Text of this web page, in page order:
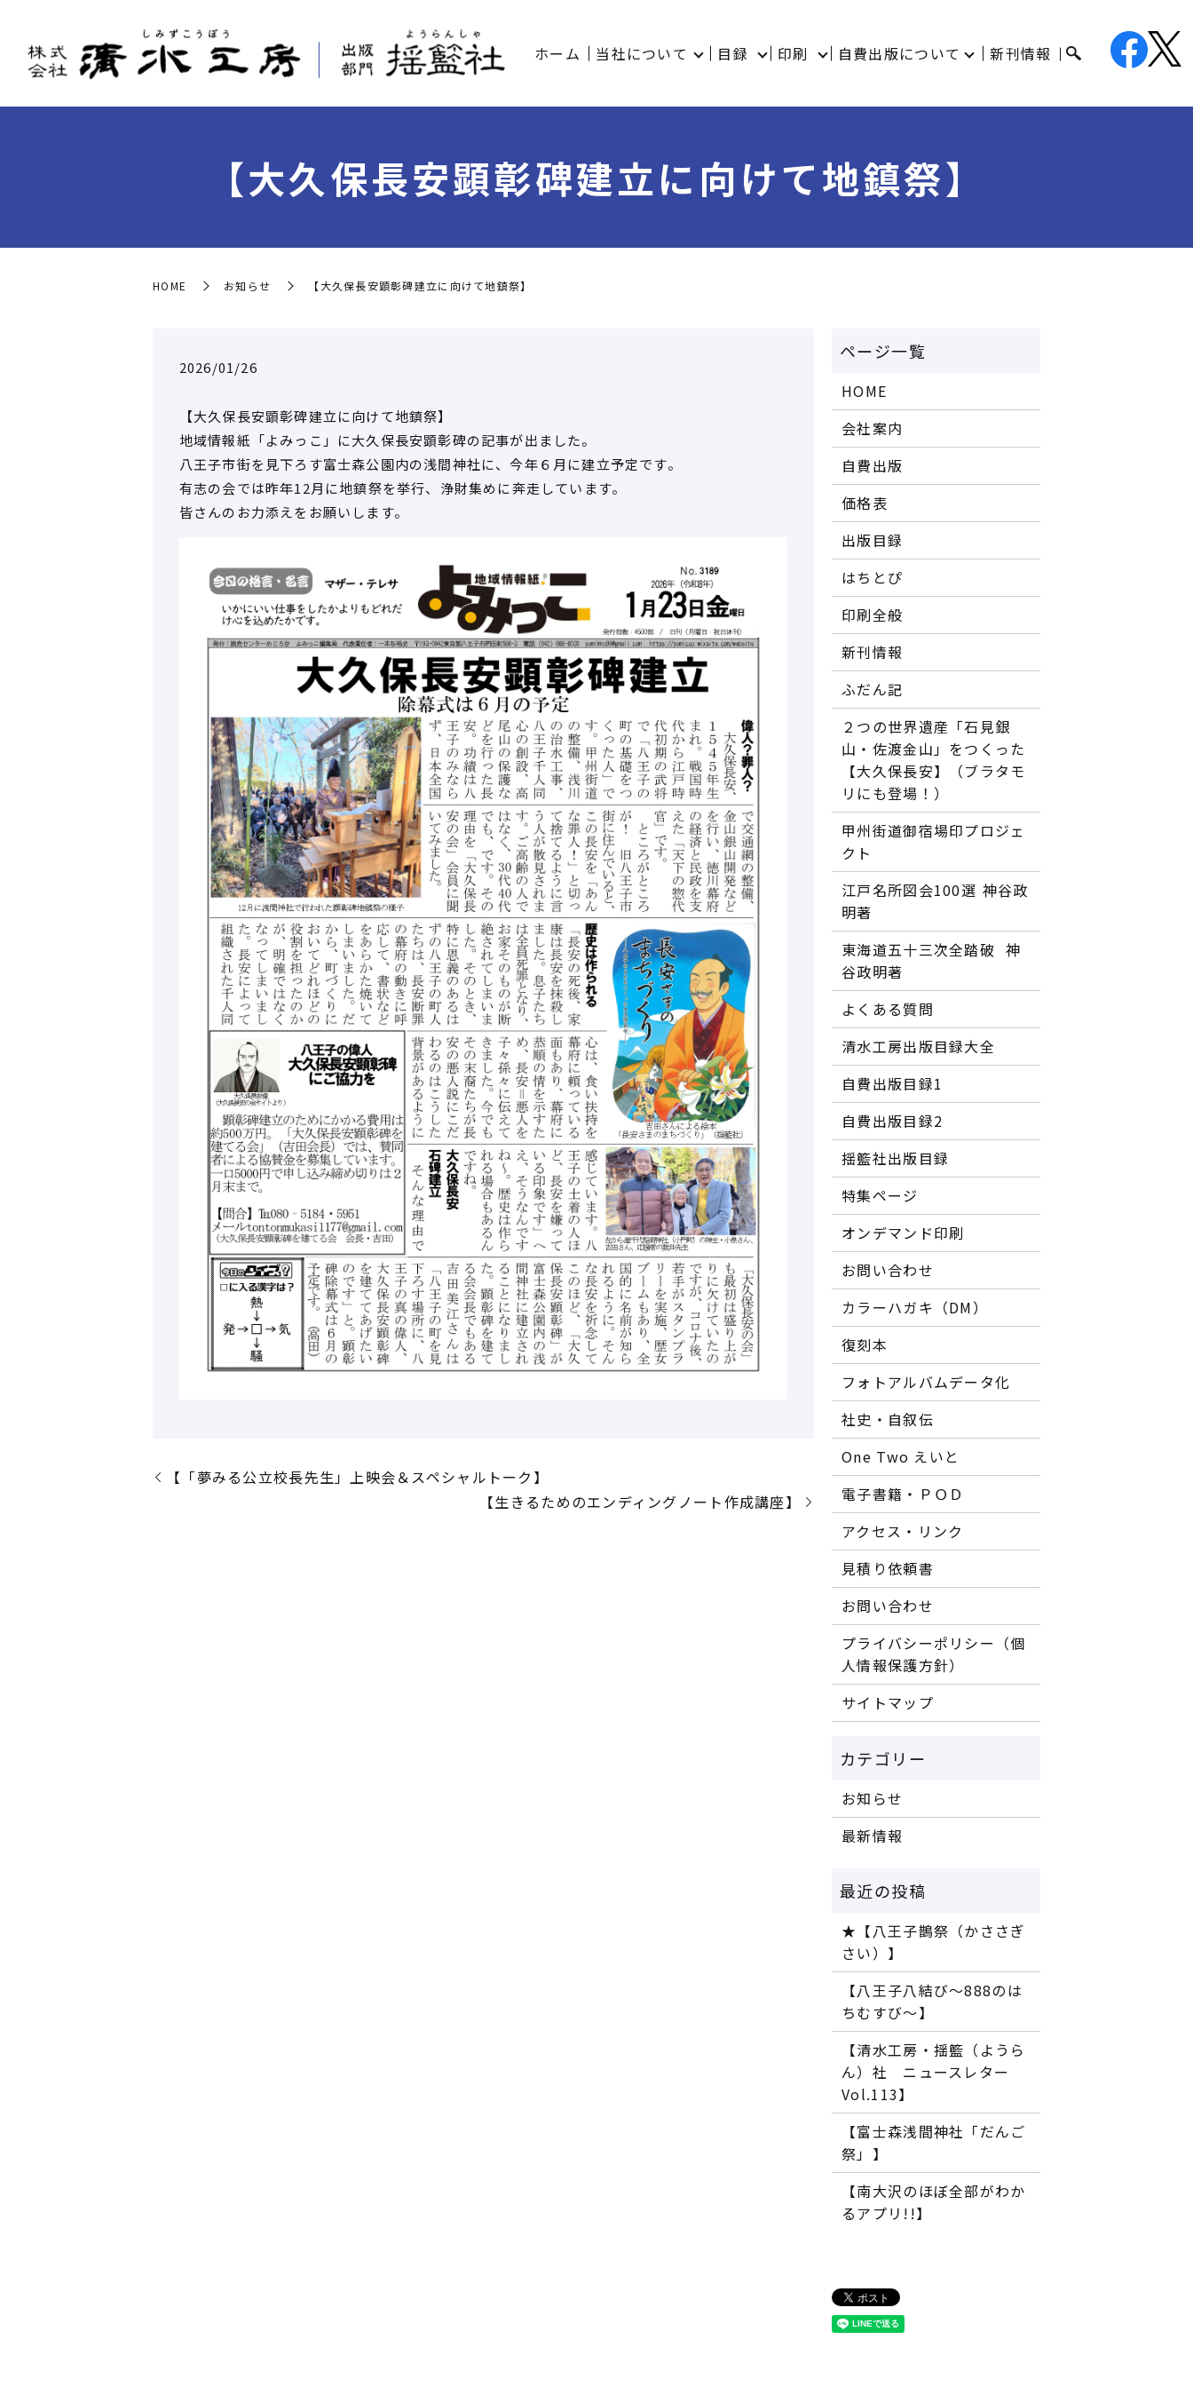
ホーム 当社について 目録 印刷 自費出版について 新刊情報
【大久保長安顕彰碑建立に向けて地鎮祭】
HOME お知らせ 【大久保長安顕彰碑建立に向けて地鎮祭】
2026/01/26
【大久保長安顕彰碑建立に向けて地鎮祭】
地域情報紙「よみっこ」に大久保長安顕彰碑の記事が出ました。
八王子市街を見下ろす富士森公園内の浅間神社に、今年６月に建立予定です。
有志の会では昨年12月に地鎮祭を挙行、浄財集めに奔走しています。
皆さんのお力添えをお願いします。
【「夢みる公立校長先生」上映会＆スペシャルトーク】
【生きるためのエンディングノート作成講座】
HOME
会社案内
自費出版
価格表
出版目録
はちとぴ
印刷全般
新刊情報
ふだん記
２つの世界遺産「石見銀
山・佐渡金山」をつくった
【大久保長安】（ブラタモ
リにも登場！）
甲州街道御宿場印プロジェ
クト
江戸名所図会100選―― 神谷政
明著
東海道五十三次全踏破 ―― 神
谷政明著
よくある質問
清水工房出版目録大全
自費出版目録1
自費出版目録2
揺籃社出版目録
特集ページ
オンデマンド印刷
お問い合わせ
カラーハガキ（DM）
復刻本
フォトアルバムデータ化
社史・自叙伝
One Two えいと
電子書籍・ＰＯＤ
アクセス・リンク
見積り依頼書
お問い合わせ
プライバシーポリシー（個
人情報保護方針）
サイトマップ
お知らせ
最新情報
★【八王子鵲祭（かささぎ
さい）】
【八王子八結び～888のは
ちむすび～】
【清水工房・揺籃（ようら
ん）社 ニュースレター
Vol.113】
【富士森浅間神社「だんご
祭」】
【南大沢のほぼ全部がわか
るアプリ!!】